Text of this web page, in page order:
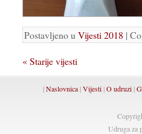
Postavljeno u Vijesti 2018 |
« Starije vijesti
|Naslovnica |Vijesti |O udruzi |
Udruga za